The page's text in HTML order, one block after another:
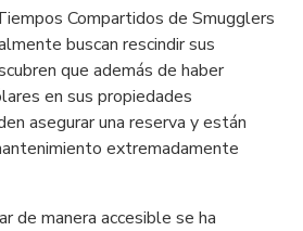
Compartidos de Smugglers
buscan rescindir sus
que además de haber
en sus propiedades
asegurar una reserva y están
extremadamente
de manera accesible se ha